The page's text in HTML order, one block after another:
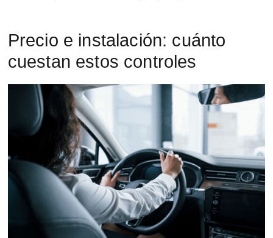
Precio e instalación: cuánto
cuestan estos controles